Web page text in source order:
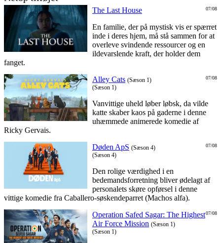
07/08
The Last House
En familie, der på mystisk vis er spærret
inde i deres hjem, må stå sammen for at
overleve svindende ressourcer og en
ildevarslende kraft, der holder dem
fanget.
07/08
Alley Cats (Sæson 1)
(Sæson 1)
Vanvittige uheld løber løbsk, da vilde
katte skaber kaos på gaderne i denne
uhæmmede animerede komedie af
Ricky Gervais.
07/08
Døden ApS (Sæson 4)
(Sæson 4)
Den rolige værdighed i en
bedemandsforretning bliver ødelagt af
personalets skøre opførsel i denne
vittige komedie fra Caballero-søskendeparret (Machos alfa).
07/08
Operation Safed Sagar: The Highest
Air Force Mission (Sæson 1)
(Sæson 1)